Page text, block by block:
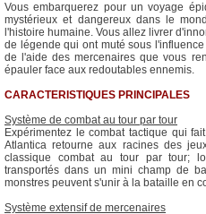
Vous embarquerez pour un voyage
mystérieux et dangereux dans le
l'histoire humaine. Vous allez livrer
de légende qui ont muté sous
de l'aide des mercenaires que vous
épauler face aux redoutables ennemis.
CARACTERISTIQUES PRINCIPALES
Système de combat au tour par tour
Expérimentez le combat tactique qui
Atlantica retourne aux racines des
classique combat au tour par tour;
transportés dans un mini champ de
monstres peuvent s'unir à la bataille en
Système extensif de mercenaires